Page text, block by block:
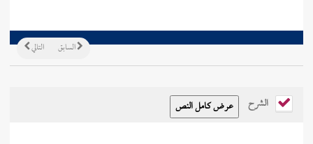
التالي السابق
الشرح